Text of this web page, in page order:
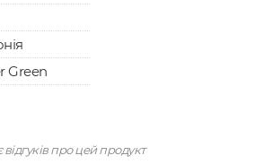
Green
про цей продукт